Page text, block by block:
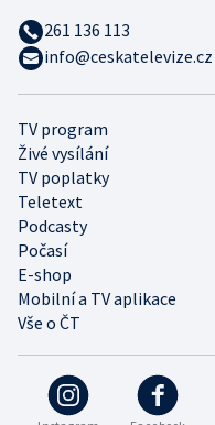
TV program
Živé vysílání
TV poplatky
Teletext
Podcasty
Počasí
E-shop
Mobilní a TV aplikace
Vše o ČT
261 136 113
info@ceskatelevize.cz